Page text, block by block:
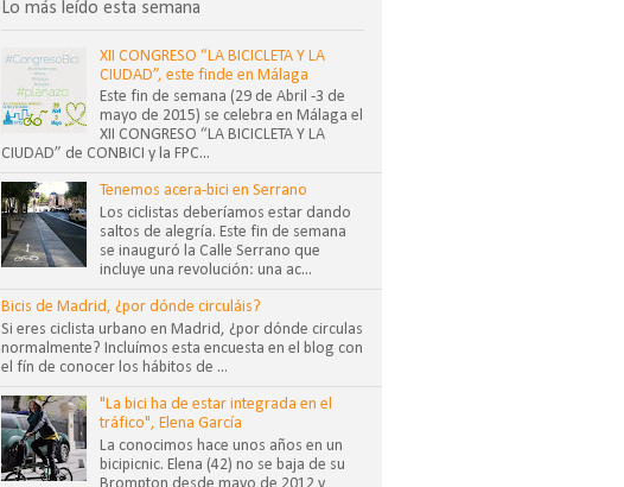
Lo más leído esta semana
XII CONGRESO “LA BICICLETA Y LA
CIUDAD”, este finde en Málaga
Este fin de semana (29 de Abril -3 de
mayo de 2015) se celebra en Málaga el
XII CONGRESO “LA BICICLETA Y LA
CIUDAD” de CONBICI y la FPC...
Tenemos acera-bici en Serrano
Los ciclistas deberíamos estar dando
saltos de alegría. Este fin de semana
se inauguró la Calle Serrano que
incluye una revolución: una ac...
Bicis de Madrid, ¿por dónde circuláis?
Si eres ciclista urbano en Madrid, ¿por dónde circulas
normalmente? Incluímos esta encuesta en el blog con
el fín de conocer los hábitos de ...
"La bici ha de estar integrada en el
tráfico", Elena García
La conocimos hace unos años en un
bicipicnic. Elena (42) no se baja de su